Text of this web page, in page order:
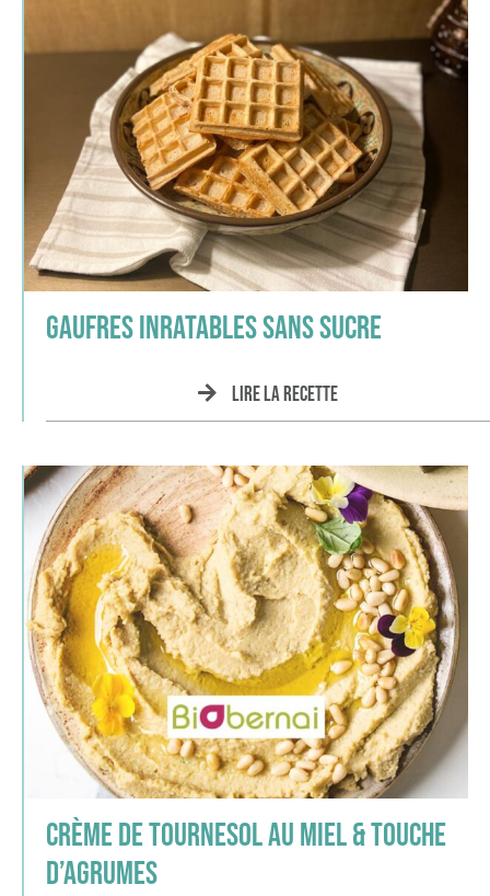
Gaufres inratables sans sucre
Lire la recette
Crème de tournesol au miel & touche
d’agrumes